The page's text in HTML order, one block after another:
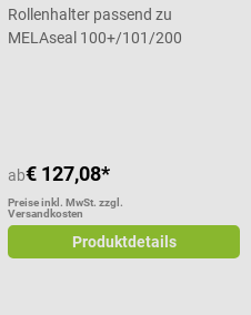
Rollenhalter passend zu
MELAseal 100+/101/200
ab€ 127,08*
Preise inkl. MwSt. zzgl.
Versandkosten
Produktdetails